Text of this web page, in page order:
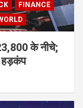
FINANCE
के नीचे;
हड़कंप